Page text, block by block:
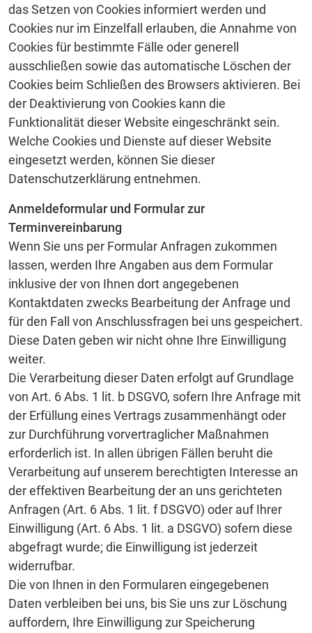
das Setzen von Cookies informiert werden und
Cookies nur im Einzelfall erlauben, die Annahme von
Cookies für bestimmte Fälle oder generell
ausschließen sowie das automatische Löschen der
Cookies beim Schließen des Browsers aktivieren. Bei
der Deaktivierung von Cookies kann die
Funktionalität dieser Website eingeschränkt sein.
Welche Cookies und Dienste auf dieser Website
eingesetzt werden, können Sie dieser
Datenschutzerklärung entnehmen.
Anmeldeformular und Formular zur
Terminvereinbarung
Wenn Sie uns per Formular Anfragen zukommen
lassen, werden Ihre Angaben aus dem Formular
inklusive der von Ihnen dort angegebenen
Kontaktdaten zwecks Bearbeitung der Anfrage und
für den Fall von Anschlussfragen bei uns gespeichert.
Diese Daten geben wir nicht ohne Ihre Einwilligung
weiter.
Die Verarbeitung dieser Daten erfolgt auf Grundlage
von Art. 6 Abs. 1 lit. b DSGVO, sofern Ihre Anfrage mit
der Erfüllung eines Vertrags zusammenhängt oder
zur Durchführung vorvertraglicher Maßnahmen
erforderlich ist. In allen übrigen Fällen beruht die
Verarbeitung auf unserem berechtigten Interesse an
der effektiven Bearbeitung der an uns gerichteten
Anfragen (Art. 6 Abs. 1 lit. f DSGVO) oder auf Ihrer
Einwilligung (Art. 6 Abs. 1 lit. a DSGVO) sofern diese
abgefragt wurde; die Einwilligung ist jederzeit
widerrufbar.
Die von Ihnen in den Formularen eingegebenen
Daten verbleiben bei uns, bis Sie uns zur Löschung
auffordern, Ihre Einwilligung zur Speicherung